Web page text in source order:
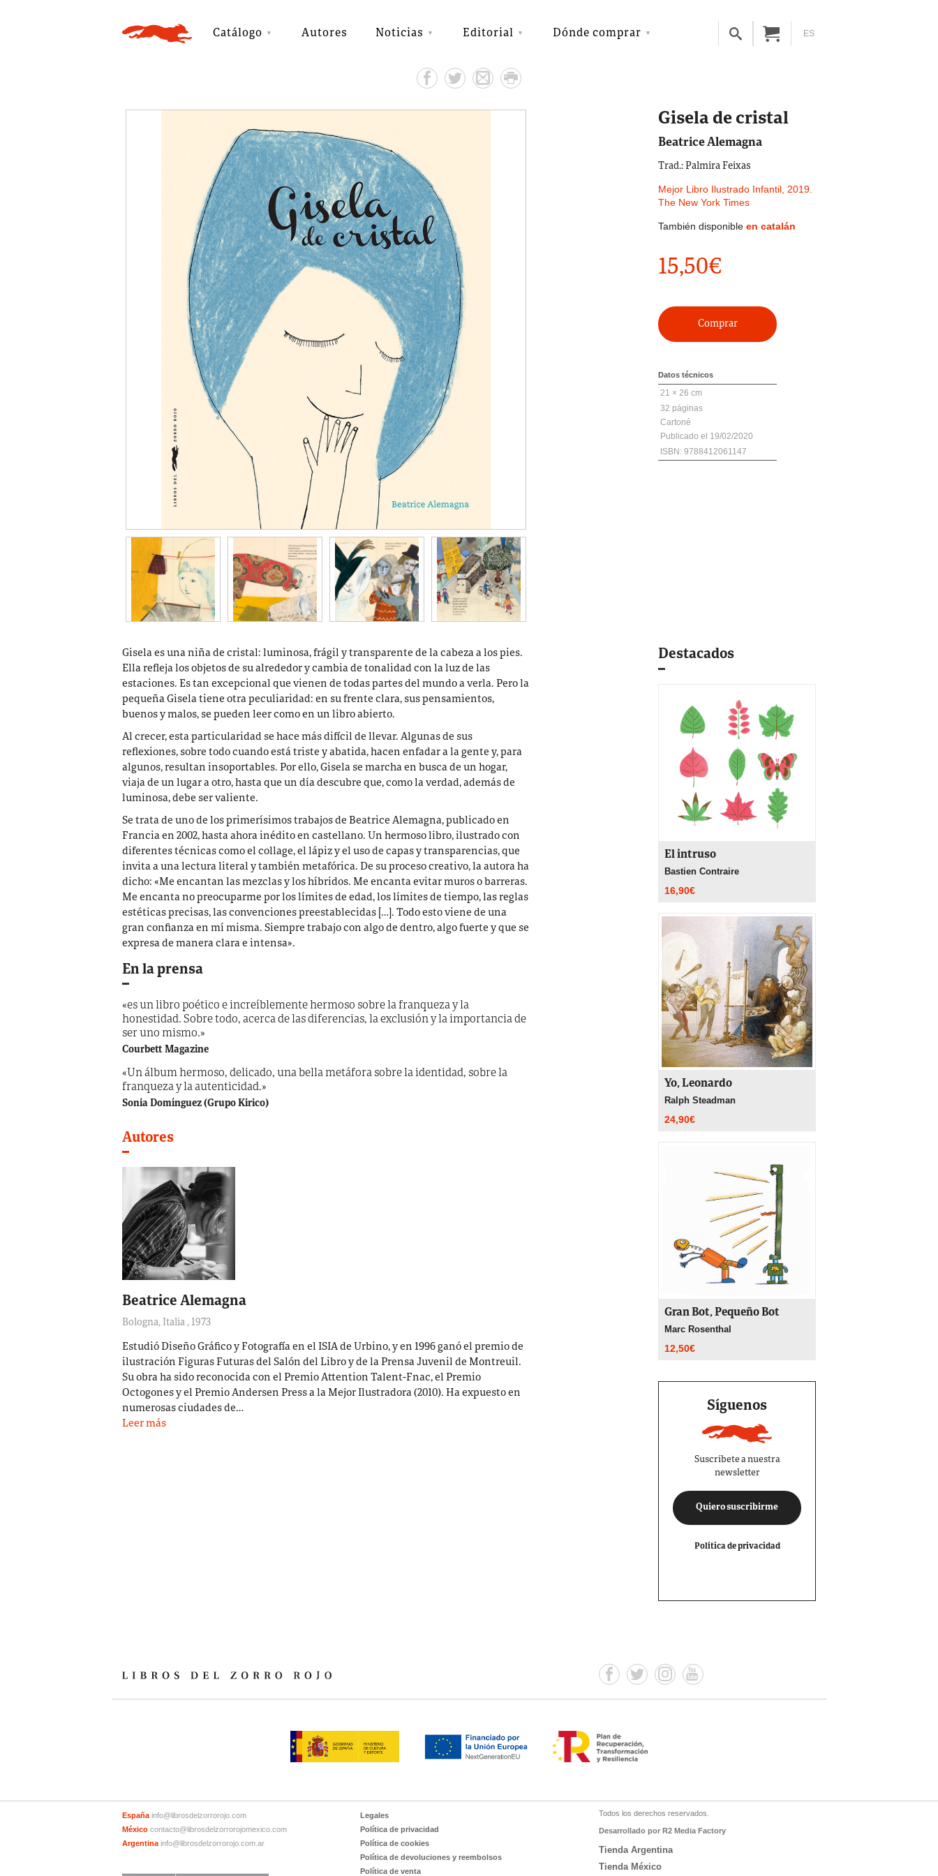
Catálogo Autores Noticias Editorial Dónde comprar ES
Gisela de cristal
Beatrice Alemagna
Trad.: Palmira Feixas
Mejor Libro Ilustrado Infantil, 2019.
The New York Times
También disponible en catalán
15,50€
Comprar
Datos técnicos
21 × 26 cm
32
Cartoné
19/02/2020
ISBN: 9788412061147
Gisela es una niña de cristal: luminosa, frágil y transparente de la cabeza a los pies.
Ella refleja los objetos de su alrededor y cambia de tonalidad con la luz de las
estaciones. Es tan excepcional que vienen de todas partes del mundo a verla. Pero la
pequeña Gisela tiene otra peculiaridad: en su frente clara, sus pensamientos,
buenos y malos, se pueden leer como en un libro abierto.
Al crecer, esta particularidad se hace más difícil de llevar. Algunas de sus
reflexiones, sobre todo cuando está triste y abatida, hacen enfadar a la gente y, para
algunos, resultan insoportables. Por ello, Gisela se marcha en busca de un hogar,
viaja de un lugar a otro, hasta que un día descubre que, como la verdad, además de
luminosa, debe ser valiente.
Se trata de uno de los primerísimos trabajos de Beatrice Alemagna, publicado en
Francia en 2002, hasta ahora inédito en castellano. Un hermoso libro, ilustrado con
diferentes técnicas como el collage, el lápiz y el uso de capas y transparencias, que
invita a una lectura literal y también metafórica. De su proceso creativo, la autora ha
dicho: «Me encantan las mezclas y los híbridos. Me encanta evitar muros o barreras.
Me encanta no preocuparme por los límites de edad, los límites de tiempo, las reglas
estéticas precisas, las convenciones preestablecidas […]. Todo esto viene de una
gran confianza en mí misma. Siempre trabajo con algo de dentro, algo fuerte y que se
expresa de manera clara e intensa».
En la prensa
«es un libro poético e increíblemente hermoso sobre la franqueza y la
honestidad. Sobre todo, acerca de las diferencias, la exclusión y la importancia de
ser uno mismo.»
Courbett Magazine
«Un álbum hermoso, delicado, una bella metáfora sobre la identidad, sobre la
franqueza y la autenticidad.»
Sonia Domínguez (Grupo Kirico)
Autores
Beatrice Alemagna
Bologna, Italia , 1973
Estudió Diseño Gráfico y Fotografía en el ISIA de Urbino, y en 1996 ganó el premio de
ilustración Figuras Futuras del Salón del Libro y de la Prensa Juvenil de Montreuil.
Su obra ha sido reconocida con el Premio Attention Talent-Fnac, el Premio
Octogones y el Premio Andersen Press a la Mejor Ilustradora (2010). Ha expuesto en
numerosas ciudades de…
Leer más
Destacados
El intruso
Bastien Contraire
16,90€
Yo, Leonardo
Ralph Steadman
24,90€
Gran Bot, Pequeño Bot
Marc Rosenthal
12,50€
Síguenos
Suscríbete a nuestra
newsletter
Quiero suscribirme
Política de privacidad
España info@librosdelzorrorojo.com
México contacto@librosdelzorrorojomexico.com
Argentina info@librosdelzorrorojo.com.ar
Legales
Política de privacidad
Política de cookies
Política de devoluciones y reembolsos
Política de venta
Todos los derechos reservados.
Desarrollado por R2 Media Factory
Tienda Argentina
Tienda México